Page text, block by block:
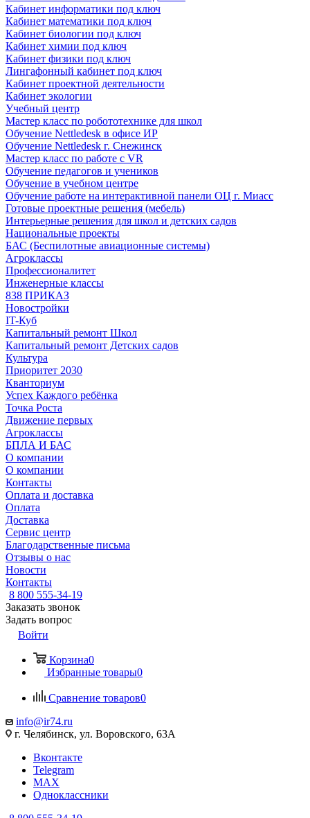
Кабинет информатики под ключ
Кабинет математики под ключ
Кабинет биологии под ключ
Кабинет химии под ключ
Кабинет физики под ключ
Лингафонный кабинет под ключ
Кабинет проектной деятельности
Кабинет экологии
Учебный центр
Мастер класс по робототехнике для школ
Обучение Nettledesk в офисе ИР
Обучение Nettledesk г. Снежинск
Мастер класс по работе с VR
Обучение педагогов и учеников
Обучение в учебном центре
Обучение работе на интерактивной панели ОЦ г. Миасс
Готовые проектные решения (мебель)
Интерьерные решения для школ и детских садов
Национальные проекты
БАС (Беспилотные авиационные системы)
Агроклассы
Профессионалитет
Инженерные классы
838 ПРИКАЗ
Новостройки
IT-Куб
Капитальный ремонт Школ
Капитальный ремонт Детских садов
Культура
Приоритет 2030
Кванториум
Успех Каждого ребёнка
Точка Роста
Движение первых
Агроклассы
БПЛА И БАС
О компании
О компании
Контакты
Оплата и доставка
Оплата
Доставка
Сервис центр
Благодарственные письма
Отзывы о нас
Новости
Контакты
8 800 555-34-19
Заказать звонок
Задать вопрос
Войти
Корзина0
Избранные товары0
Сравнение товаров0
info@ir74.ru
г. Челябинск, ул. Воровского, 63А
Вконтакте
Telegram
MAX
Одноклассники